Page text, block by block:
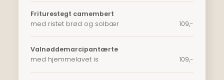
Friturestegt camembert
med ristet brød og solbær
109,-​
Valnøddemarcipantærte
med hjemmelavet is
109,-​